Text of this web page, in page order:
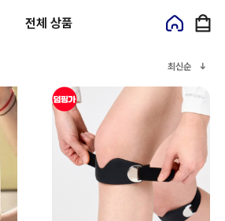
전체 상품
최신순